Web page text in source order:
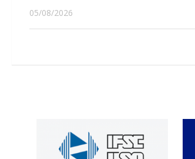
05/08/2026